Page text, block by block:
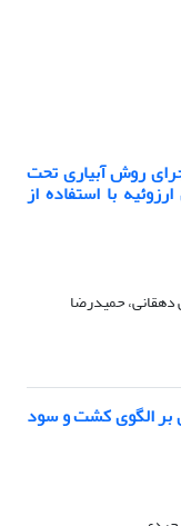
روش آبیاری تحت
با استفاده از
حمیدرضا
بر الگوی کشت و سود